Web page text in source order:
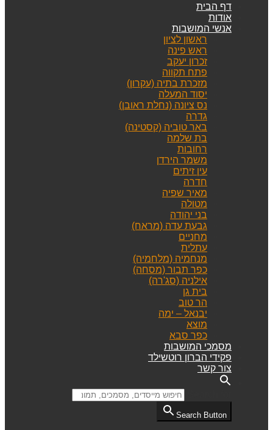
דף הבית
אודות
אנשי המושבות
ראשון לציון
ראש פינה
זכרון יעקב
פתח תקווה
מזכרת בתיה (עקרון)
יסוד המעלה
נס ציונה (נחלת ראובן)
גדרה
באר טוביה (קסטינה)
בת שלמה
רחובות
משמר הירדן
עין זיתים
חדרה
מאיר שפיה
מטולה
בני יהודה
גבעת עדה (מראח)
מחניים
עתלית
מנחמיה (מלחמיה)
כפר תבור (מסחה)
אילניה (סג'רה)
בית גן
הר טוב
יבנאל – ימה
מוצא
כפר סבא
מסמכי המושבות
פקידי הברון רוטשילד
צור קשר
Search Button